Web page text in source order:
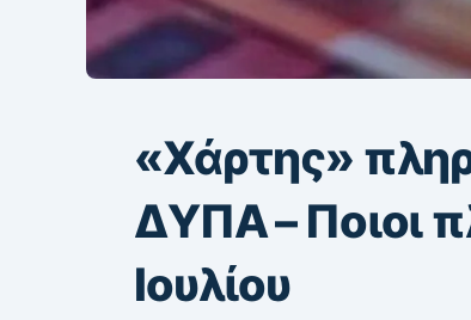
«Χάρτης»
ΔΥΠΑ – Ποιοι
Ιουλίου